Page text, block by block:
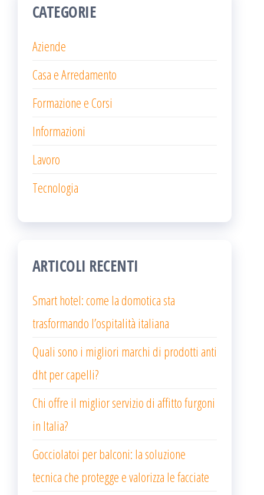
CATEGORIE
Aziende
Casa e Arredamento
Formazione e Corsi
Informazioni
Lavoro
Tecnologia
ARTICOLI RECENTI
Smart hotel: come la domotica sta
trasformando l’ospitalità italiana
Quali sono i migliori marchi di prodotti anti
dht per capelli?
Chi offre il miglior servizio di affitto furgoni
in Italia?
Gocciolatoi per balconi: la soluzione
tecnica che protegge e valorizza le facciate